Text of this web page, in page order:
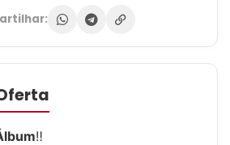
‼️